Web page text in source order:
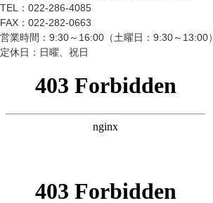
TEL：022-286-4085
FAX：022-282-0663
営業時間：9:30～16:00（土曜日：9:30～13:00）
定休日：日曜、祝日